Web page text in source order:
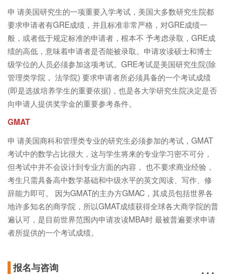
报名与咨询 …
申 请美国研究生的一项重要入学考试，美国大多数研究生院都
要求申请者有GRE成绩，并且标准非常严格，对GRE成绩一
般，或者低于规定标准的申请者，根本不 予考虑录取，GRE成
绩的高低，意味着申请者是否能被录取。申请攻读硕士和博士
级学位的人员必须参加这项考试。GRE考试是美国研究生院(除
管理类学院， 法学院) 要求申请者所必须具备的一个考试成绩
(即是选拔培养学生的重要依据)，也是各大学研究生院决定是否
向申请人提供奖学金的重要参考条件。
GMAT
申 请美国商科和管理类专业的研究生必须参加的考试，GMAT
考试中的数学占比很大，这与学生将来的专业学习密不可分，
但考试中并不会设计到专业方面的内容， 也不要求商业经验，
考生只需具备高中数学基础和中级水平的英文阅读、写作、修
辞能力即可。 因为GMAT的主办方GMAC，其成员包括世界各
地许多知名的商学院，所以GMAT成绩获得全球各大商学院的普
遍认可，是目前世界范围内申请攻读MBA时 最被普遍要求申请
者所提供的一个考试成绩。